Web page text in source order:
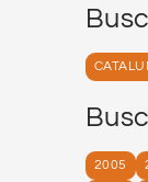
2005